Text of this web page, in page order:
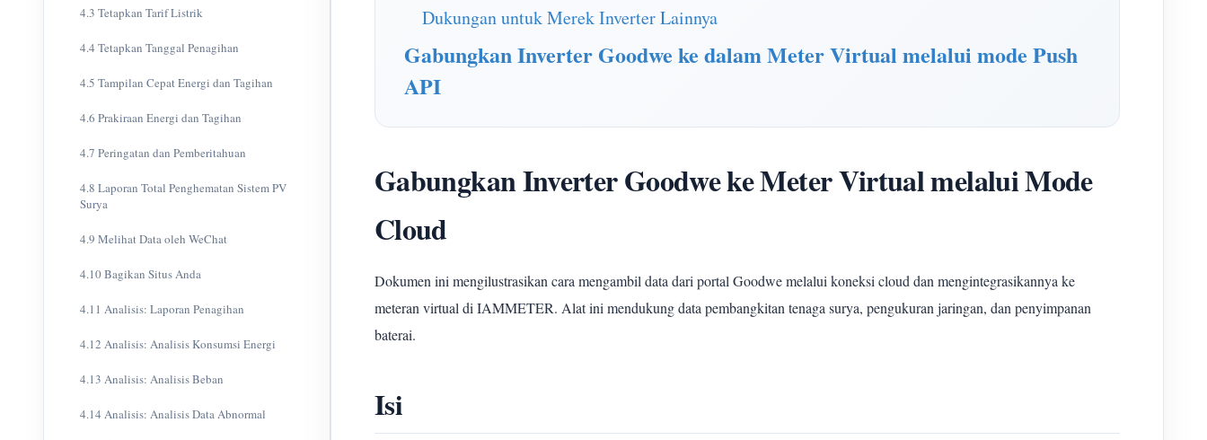
4.3 Tetapkan Tarif Listrik
4.4 Tetapkan Tanggal Penagihan
4.5 Tampilan Cepat Energi dan Tagihan
4.6 Prakiraan Energi dan Tagihan
4.7 Peringatan dan Pemberitahuan
4.8 Laporan Total Penghematan Sistem PV
Surya
4.9 Melihat Data oleh WeChat
4.10 Bagikan Situs Anda
4.11 Analisis: Laporan Penagihan
4.12 Analisis: Analisis Konsumsi Energi
4.13 Analisis: Analisis Beban
4.14 Analisis: Analisis Data Abnormal
Dukungan untuk Merek Inverter Lainnya
Gabungkan Inverter Goodwe ke dalam Meter Virtual melalui mode Push
API
Gabungkan Inverter Goodwe ke Meter Virtual melalui Mode
Cloud
Dokumen ini mengilustrasikan cara mengambil data dari portal Goodwe melalui koneksi cloud dan mengintegrasikannya ke
meteran virtual di IAMMETER. Alat ini mendukung data pembangkitan tenaga surya, pengukuran jaringan, dan penyimpanan
baterai.
Isi